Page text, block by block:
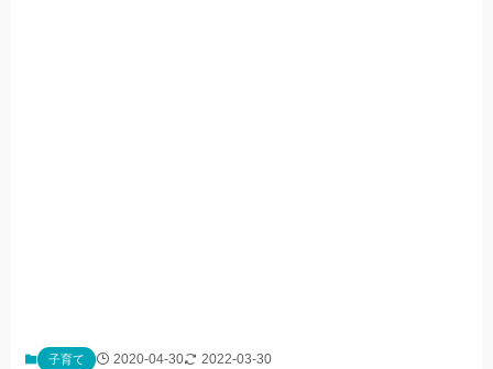
子育て 2020-04-30 2022-03-30